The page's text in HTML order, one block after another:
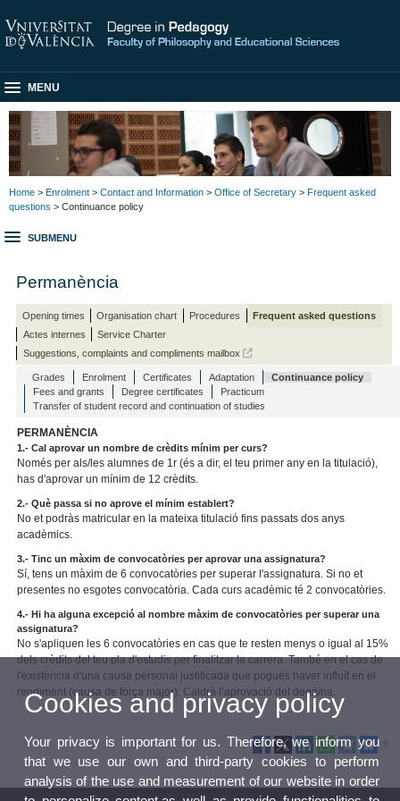
MENU
Home > Enrolment > Contact and Information > Office of Secretary > Frequent asked
questions > Continuance policy
SUBMENU
Permanència
Opening times Organisation chart Procedures
Frequent asked questions
Actes internes
Service Charter
Suggestions, complaints and compliments mailbox
Grades Enrolment Certificates Adaptation
Continuance policy
Fees and grants
Degree certificates
Practicum
Transfer of student record and continuation of studies
PERMANÈNCIA
1.- Cal aprovar un nombre de crèdits mínim per curs?
Només per als/les alumnes de 1r (és a dir, el teu primer any en la titulació),
has d'aprovar un mínim de 12 crèdits.
2.- Què passa si no aprove el mínim establert?
No et podràs matricular en la mateixa titulació fins passats dos anys
acadèmics.
3.- Tinc un màxim de convocatòries per aprovar una assignatura?
Sí, tens un màxim de 6 convocatòries per superar l'assignatura. Si no et
presentes no esgotes convocatòria. Cada curs acadèmic té 2 convocatòries.
4.- Hi ha alguna excepció al nombre màxim de convocatòries per superar una
assignatura?
No s'apliquen les 6 convocatòries en cas que te resten menys o igual al 15%
dels crèdits del teu pla d'estudis per finalitzar la carrera. També en el cas de
l'existència d'una causa personal justificada que pogués haver influït en el
rendiment (causa de força major). Caldrà l’aprovació del degà/na.
Cookies and privacy policy
Your privacy is important for us. Therefore, we inform you
that we use our own and third-party cookies to perform
analysis of the use and measurement of our website in order